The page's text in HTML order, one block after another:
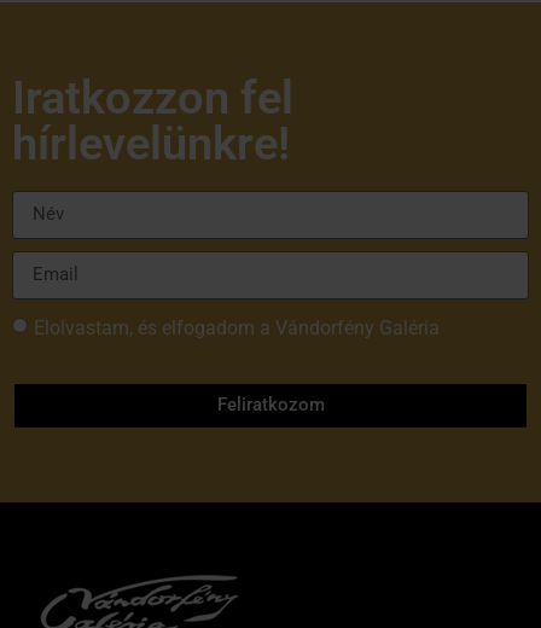
Iratkozzon fel
hírlevelünkre!
Elolvastam, és elfogadom a Vándorfény Galéria
Feliratkozom